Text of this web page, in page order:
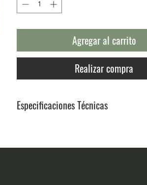
Agregar al carrito
Realizar compra
Especificaciones Técnicas